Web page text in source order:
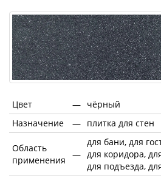
Цвет — чёрный
Назначение
— плитка для стен
Область
применения
—
для бани, для
для коридора,
для подъезда,